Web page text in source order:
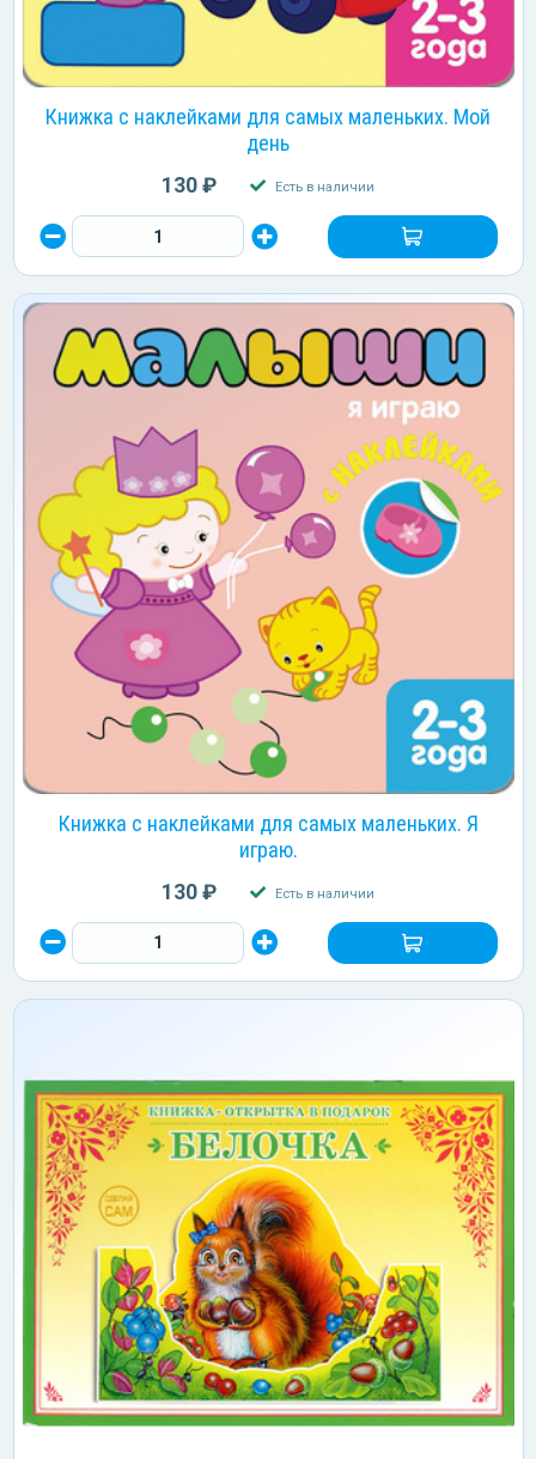
Книжка с наклейками для самых маленьких. Мой
день
130 ₽ Есть в наличии
Книжка с наклейками для самых маленьких. Я
играю.
130 ₽ Есть в наличии